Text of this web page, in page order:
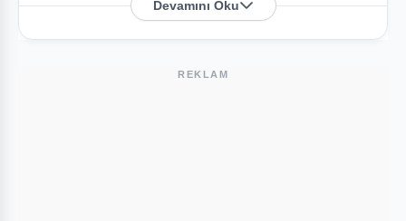
en güncel indirim broşürlerini ve aktüel ürün
fırsatlarını bu sayfada derledik.
CarrefourSA Kocaeli Kandıra Mini Nerede?
Devamını Oku
REKLAM